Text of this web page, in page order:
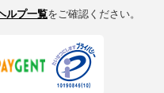
ルプ一覧をご確認ください。